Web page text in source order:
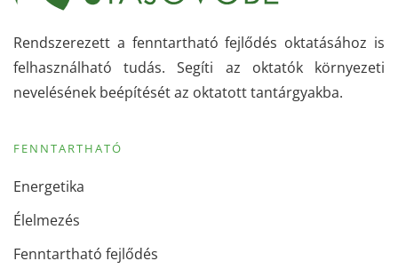
Rendszerezett a fenntartható fejlődés oktatásához is
felhasználható tudás. Segíti az oktatók környezeti
nevelésének beépítését az oktatott tantárgyakba.
FENNTARTHATÓ
Energetika
Élelmezés
Fenntartható fejlődés